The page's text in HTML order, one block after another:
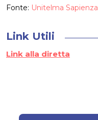
Fonte: Unitelma Sapienza
Link Utili
Link alla diretta